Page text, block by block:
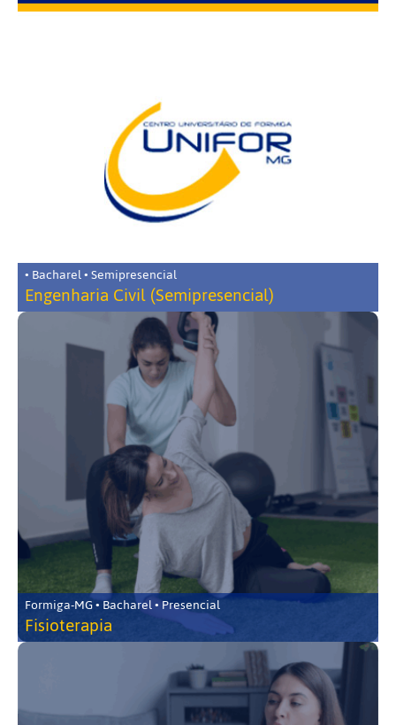
• Bacharel • Semipresencial
Engenharia Civil (Semipresencial)
Formiga-MG • Bacharel • Presencial
Fisioterapia